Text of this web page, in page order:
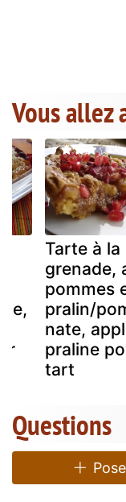
Vous allez
Tarte à la
grenade,
pommes
pralin/
nate,
praline
tart
Questions